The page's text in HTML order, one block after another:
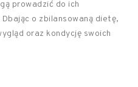
prowadzić do ich
o zbilansowaną dietę,
oraz kondycję swoich